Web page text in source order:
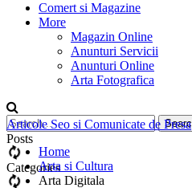
Comert si Magazine
More
Magazin Online
Anunturi Servicii
Anunturi Online
Arta Fotografica
Posts
Categories
Articole Seo si Comunicate de Presa
Home
Arta si Cultura
Arta Digitala